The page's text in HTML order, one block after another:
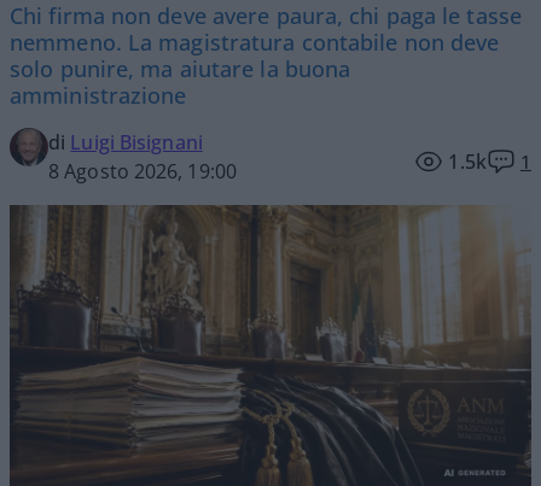
Chi firma non deve avere paura, chi paga le tasse
nemmeno. La magistratura contabile non deve
solo punire, ma aiutare la buona
amministrazione
di Luigi Bisignani
8 Agosto 2026, 19:00
1.5k 1